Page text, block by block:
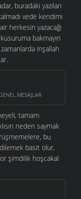
buradaki yazıları
vede kendimi
herkesin yazacağı
bakmayın
inşallah
MESAJLAR
tamam
neden saymak
bu
basit olur,
şimdilik hoşcakal